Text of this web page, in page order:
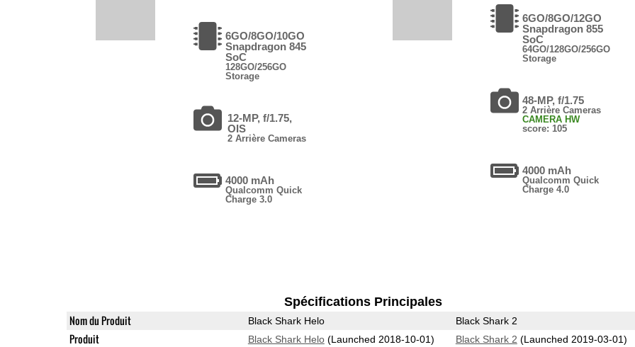
6GO/8GO/10GO
Snapdragon 845
SoC
128GO/256GO
Storage
12-MP, f/1.75,
OIS
2 Arrière Cameras
4000 mAh
Qualcomm Quick
Charge 3.0
6GO/8GO/12GO
Snapdragon 855
SoC
64GO/128GO/256GO
Storage
48-MP, f/1.75
2 Arrière Cameras
CAMERA HW
score: 105
4000 mAh
Qualcomm Quick
Charge 4.0
Spécifications Principales
Nom du Produit Black Shark Helo Black Shark 2
Produit Black Shark Helo(Launched 2018-10-01) Black Shark 2 (Launched 2019-03-01)